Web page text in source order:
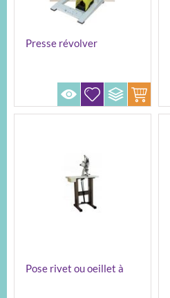
Presse révolver
Pose rivet ou oeillet à